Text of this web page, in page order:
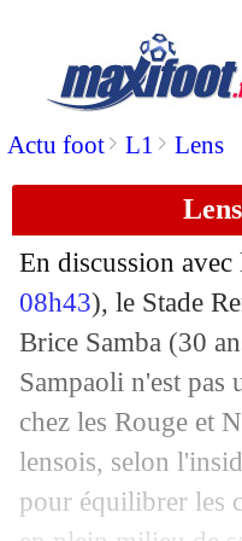
Actu foot> L1 > Lens
En discussion
08h43), le Stade
Brice Samba (30
Sampaoli n'est pas
chez les Rouge et
lensois, selon
pour équilibrer les
: le
28/12 Man Utd:
28/12 Liverpool:
28/12 PSG: Milan
28/12 Monaco :
28/12 Genoa:
28/12 Rennes: